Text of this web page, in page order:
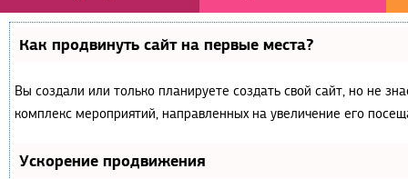
Как продвинуть сайт на первые места?
Вы создали или только планируете создать свой сайт, но не
комплекс мероприятий, направленных на увеличение его
Ускорение продвижения